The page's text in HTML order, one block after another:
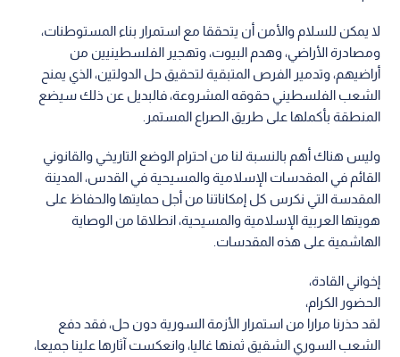
لا يمكن للسلام والأمن أن يتحققا مع استمرار بناء المستوطنات،
ومصادرة الأراضي، وهدم البيوت، وتهجير الفلسطينيين من
أراضيهم، وتدمير الفرص المتبقية لتحقيق حل الدولتين، الذي يمنح
الشعب الفلسطيني حقوقه المشروعة، فالبديل عن ذلك سيضع
المنطقة بأكملها على طريق الصراع المستمر.
وليس هناك أهم بالنسبة لنا من احترام الوضع التاريخي والقانوني
القائم في المقدسات الإسلامية والمسيحية في القدس، المدينة
المقدسة التي نكرس كل إمكاناتنا من أجل حمايتها والحفاظ على
هويتها العربية الإسلامية والمسيحية، انطلاقا من الوصاية
الهاشمية على هذه المقدسات.
إخواني القادة،
الحضور الكرام،
لقد حذرنا مرارا من استمرار الأزمة السورية دون حل، فقد دفع
الشعب السوري الشقيق ثمنها غاليا، وانعكست آثارها علينا جميعا،